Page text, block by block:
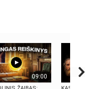
09:00